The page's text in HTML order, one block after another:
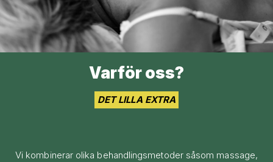
Varför oss?
DET LILLA EXTRA
Vi kombinerar olika behandlingsmetoder såsom massage,